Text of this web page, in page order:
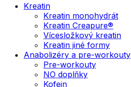
Kreatin
Kreatin monohydrát
Kreatin Creapure®
Vícesložkový kreatin
Kreatin jiné formy
Anabolizéry a pre-workouty
Pre-workouty
NO doplňky
Kofein